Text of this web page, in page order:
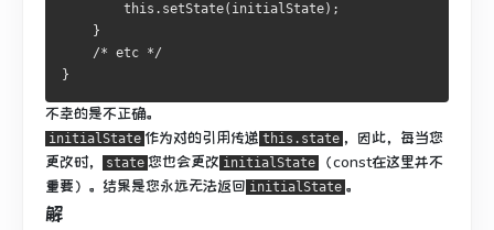
        this.setState(initialState);
    }
    /* etc */
}
不幸的是不正确。
initialState 作为对的引用传递 this.state ，因此，每当您
更改时，
state 您也会更改 initialState （const在这里并不
重要）。 结果是您永远无法返回 initialState 。
解